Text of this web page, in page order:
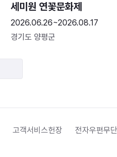
세미원 연꽃문화제
2026.06.26~2026.08.17
경기도 양평군
고객서비스헌장
전자우편무